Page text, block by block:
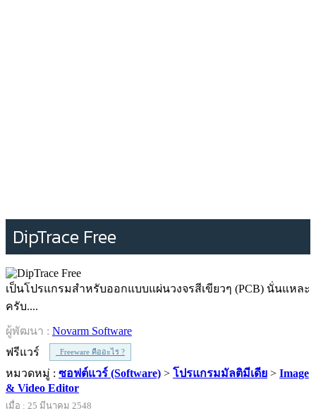
DipTrace Free
เป็นโปรแกรมสำหรับออกแบบแผ่นวงจรสีเขียวๆ (PCB) นั่นแหละ
ครับ....
ผู้พัฒนา : Novarm Software
ฟรีแวร์
Freeware คืออะไร ?
หมวดหมู่ : ซอฟต์แวร์ (Software) > โปรแกรมมัลติมีเดีย > Image
& Video Editor
เมื่อ : 25 มีนาคม 2548